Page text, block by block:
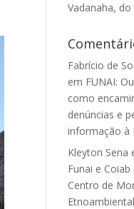
Vadanaha,
Fabrício de
em FUNAI:
como
denúncias e
informação à
Kleyton Sena
Funai e
Centro de